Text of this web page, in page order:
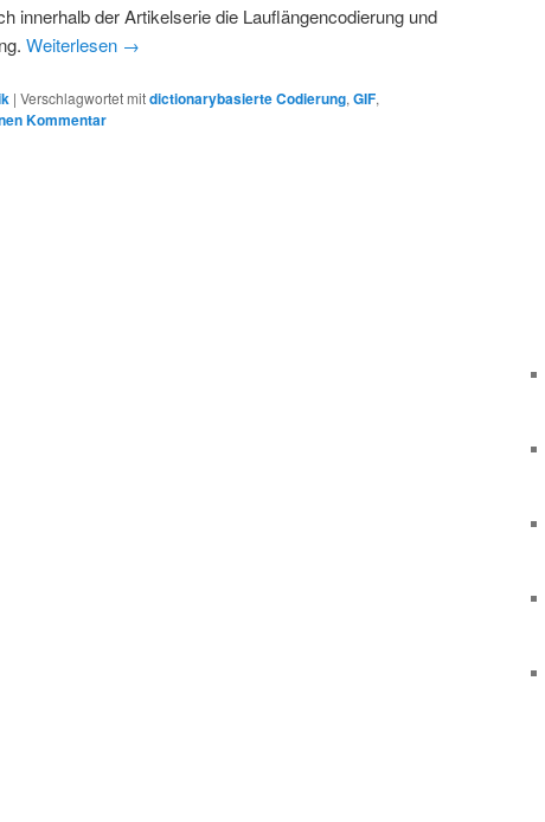
innerhalb der Artikelserie die Lauflängencodierung und
Weiterlesen →
| Verschlagwortet mitdictionarybasierte Codierung, GIF,
Kommentar